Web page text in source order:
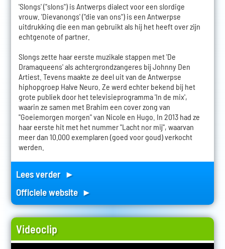
'Slongs' ("slons") is Antwerps dialect voor een slordige
vrouw. 'Dievanongs' ("die van ons") is een Antwerpse
uitdrukking die een man gebruikt als hij het heeft over zijn
echtgenote of partner.
Slongs zette haar eerste muzikale stappen met 'De
Dramaqueens' als achtergrondzangeres bij Johnny Den
Artiest. Tevens maakte ze deel uit van de Antwerpse
hiphopgroep Halve Neuro. Ze werd echter bekend bij het
grote publiek door het televisieprogramma 'In de mix',
waarin ze samen met Brahim een cover zong van
"Goeiemorgen morgen" van Nicole en Hugo. In 2013 had ze
haar eerste hit met het nummer "Lacht nor mij", waarvan
meer dan 10.000 exemplaren (goed voor goud) verkocht
werden.
Lees verder ►
Officiele website ►
Videoclip